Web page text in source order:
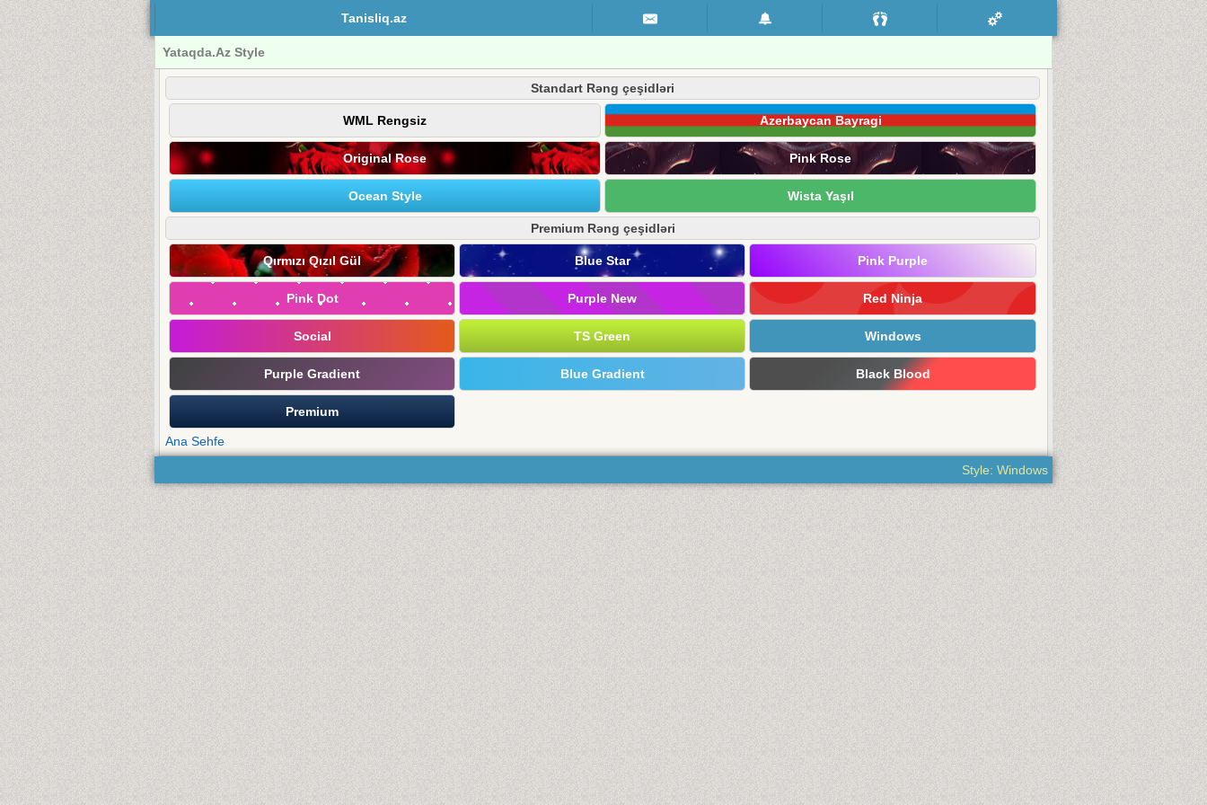
Tanisliq.az
Yataqda.Az Style
Standart Rəng çeşidləri
WML Rengsiz Azerbaycan Bayragi
Original Rose Pink Rose
Ocean Style Wista Yaşıl
Premium Rəng çeşidləri
Qırmızı Qızıl Gül Blue Star Pink Purple
Pink Dot Purple New Red Ninja
Social TS Green Windows
Purple Gradient Blue Gradient Black Blood
Premium
Ana Sehfe
Style: Windows